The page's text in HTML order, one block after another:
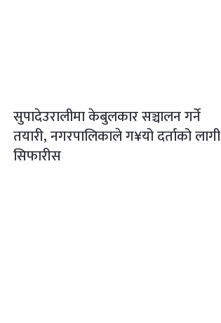
सुपादेउरालीमा केबुलकार सञ्चालन गर्ने
तयारी, नगरपालिकाले ग¥यो दर्ताको लागी
सिफारीस